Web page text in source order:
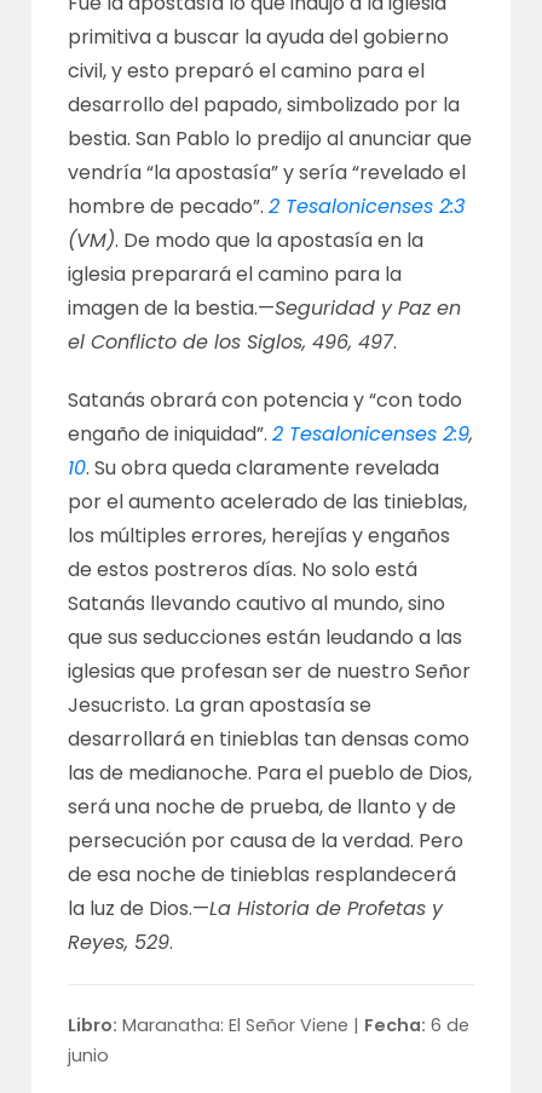
primitiva a buscar la ayuda del gobierno
civil, y esto preparó el camino para el
desarrollo del papado, simbolizado por la
bestia. San Pablo lo predijo al anunciar que
vendría “la apostasía” y sería “revelado el
hombre de pecado”.2 Tesalonicenses 2:3
(VM). De modo que la apostasía en la
iglesia preparará el camino para la
imagen de la bestia.—Seguridad y Paz en
el Conflicto de los Siglos, 496, 497.
Satanás obrará con potencia y “con todo
engaño de iniquidad”.2 Tesalonicenses 2:9,
10. Su obra queda claramente revelada
por el aumento acelerado de las tinieblas,
los múltiples errores, herejías y engaños
de estos postreros días. No solo está
Satanás llevando cautivo al mundo, sino
que sus seducciones están leudando a las
iglesias que profesan ser de nuestro Señor
Jesucristo. La gran apostasía se
desarrollará en tinieblas tan densas como
las de medianoche. Para el pueblo de Dios,
será una noche de prueba, de llanto y de
persecución por causa de la verdad. Pero
de esa noche de tinieblas resplandecerá
la luz de Dios.—La Historia de Profetas y
Reyes, 529.
Libro: Maranatha: El Señor Viene | Fecha: 6 de
junio